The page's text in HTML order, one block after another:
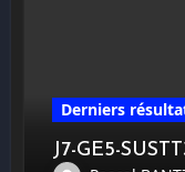
Derniers
J7-GE5-